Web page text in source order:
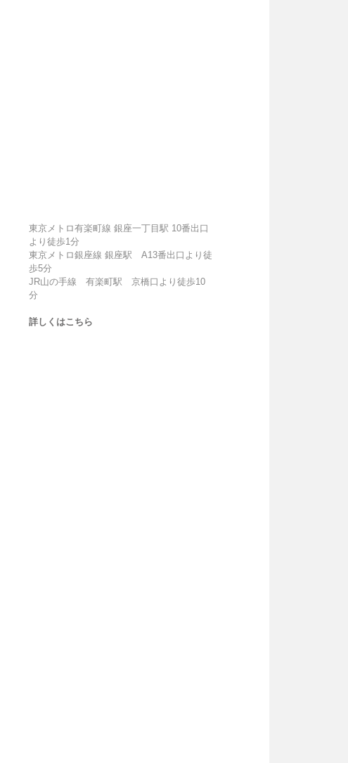
東京メトロ有楽町線 銀座一丁目駅 10番出口
より徒歩1分
東京メトロ銀座線 銀座駅 A13番出口より徒
歩5分
JR山の手線 有楽町駅 京橋口より徒歩10
分
詳しくはこちら